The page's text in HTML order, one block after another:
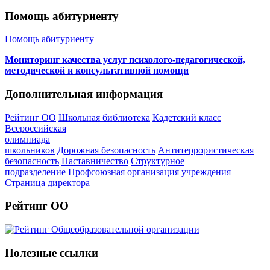
Помощь абитуриенту
Помощь абитуриенту
Мониторинг качества услуг психолого-педагогической,
методической и консультативной помощи
Дополнительная информация
Рейтинг ОО Школьная библиотека Кадетский класс
Всероссийская
олимпиада
школьников Дорожная безопасность Антитеррористическая
безопасность Наставничество Структурное
подразделение Профсоюзная организация учреждения
Страница директора
Рейтинг ОО
Полезные ссылки